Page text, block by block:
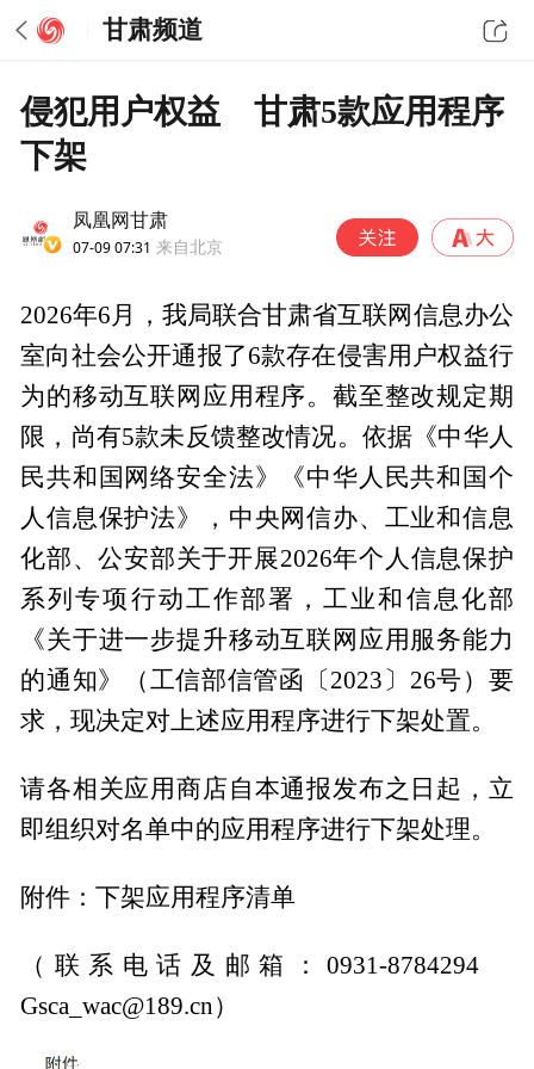
甘肃频道
侵犯用户权益 甘肃5款应用程序
下架
凤凰网甘肃
07-09 07:31 来自北京
2026年6月，我局联合甘肃省互联网信息办公
室向社会公开通报了6款存在侵害用户权益行
为的移动互联网应用程序。截至整改规定期
限，尚有5款未反馈整改情况。依据《中华人
民共和国网络安全法》《中华人民共和国个
人信息保护法》，中央网信办、工业和信息
化部、公安部关于开展2026年个人信息保护
系列专项行动工作部署，工业和信息化部
《关于进一步提升移动互联网应用服务能力
的通知》（工信部信管函〔2023〕26号）要
求，现决定对上述应用程序进行下架处置。
请各相关应用商店自本通报发布之日起，立
即组织对名单中的应用程序进行下架处理。
附件：下架应用程序清单
（联系电话及邮箱：0931-8784294
Gsca_wac@189.cn）